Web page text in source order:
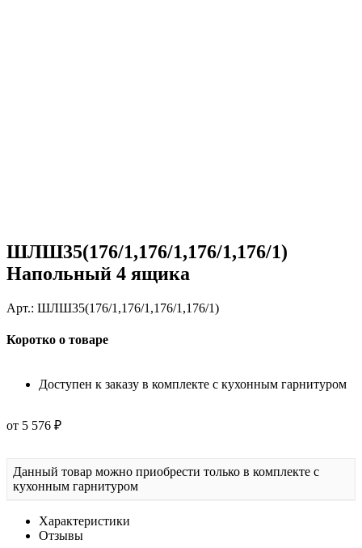
ШЛШ35(176/1,176/1,176/1,176/1)
Напольный 4 ящика
Арт.: ШЛШ35(176/1,176/1,176/1,176/1)
Коротко о товаре
Доступен к заказу в комплекте с кухонным гарнитуром
от 5 576 ₽
Данный товар можно приобрести только в комплекте с
кухонным гарнитуром
Характеристики
Отзывы